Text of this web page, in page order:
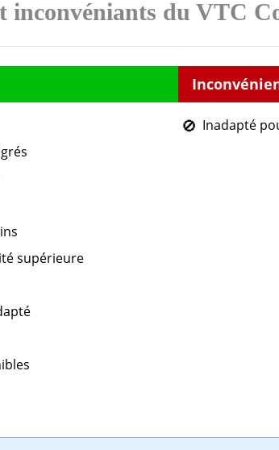
inconvéniants du VTC
supérieure
Inadapté